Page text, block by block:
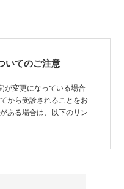
いてのご注意
が変更になっている場合
から受診されることをお
ある場合は、以下のリン